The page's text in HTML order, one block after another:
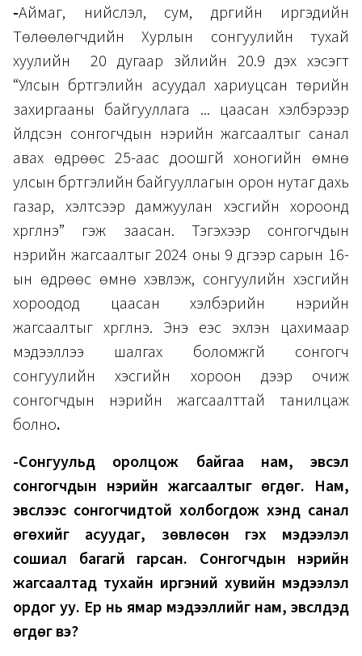
-Аймаг, нийслэл, сум, дүүргийн иргэдийн
Төлөөлөгчдийн Хурлын сонгуулийн тухай
хуулийн 20 дугаар зүйлийн 20.9 дэх хэсэгт
“Улсын бүртгэлийн асуудал хариуцсан төрийн
захиргааны байгууллага ... цаасан хэлбэрээр
үйлдсэн сонгогчдын нэрийн жагсаалтыг санал
авах өдрөөс 25-аас доошгүй хоногийн өмнө
улсын бүртгэлийн байгууллагын орон нутаг дахь
газар, хэлтсээр дамжуулан хэсгийн хороонд
хүргүүлнэ” гэж заасан. Тэгэхээр сонгогчдын
нэрийн жагсаалтыг 2024 оны 9 дүгээр сарын 16-
ын өдрөөс өмнө хэвлэж, сонгуулийн хэсгийн
хороодод цаасан хэлбэрийн нэрийн
жагсаалтыг хүргүүлнэ. Энэ үеэс эхлэн цахимаар
мэдээллээ шалгах боломжгүй сонгогч
сонгуулийн хэсгийн хороон дээр очиж
сонгогчдын нэрийн жагсаалттай танилцаж
болно.
-Сонгуульд оролцож байгаа нам, эвсэл
сонгогчдын нэрийн жагсаалтыг өгдөг. Нам,
эвслээс сонгогчидтой холбогдож хэнд санал
өгөхийг асуудаг, зөвлөсөн гэх мэдээлэл
сошиал багагүй гарсан. Сонгогчдын нэрийн
жагсаалтад тухайн иргэний хувийн мэдээлэл
ордог уу. Ер нь ямар мэдээллийг нам, эвслүүдэд
өгдөг вэ?